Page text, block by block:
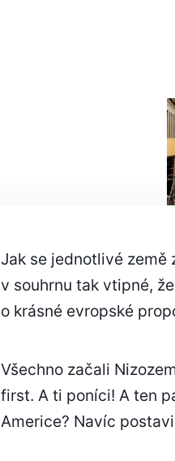
Jak se jednotlivé země
v souhrnu tak vtipné,
o krásné evropské
Všechno začali
first. A ti poníci! A ten
Americe? Navíc